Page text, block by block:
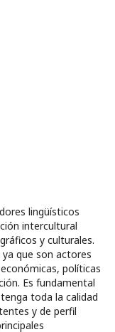
lingüísticos
intercultural
y culturales.
que son actores
políticas
Es fundamental
toda la calidad
y de perfil